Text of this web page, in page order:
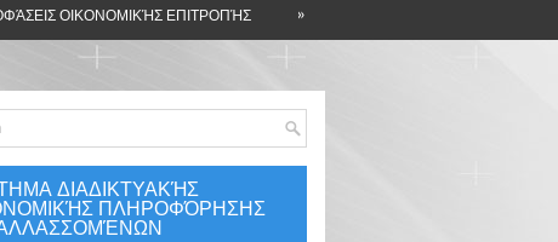
ΟΙΚΟΝΟΜΙΚΉΣ ΕΠΙΤΡΟΠΉΣ »
ΔΙΑΔΙΚΤΥΑΚΉΣ
ΠΛΗΡΟΦΌΡΗΣΗΣ